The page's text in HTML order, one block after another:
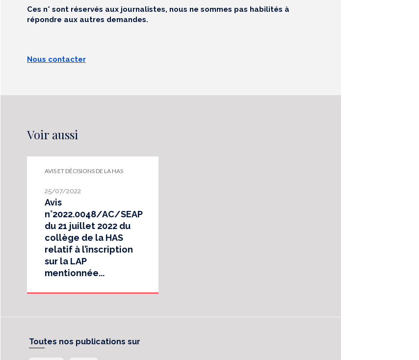
Ces n° sont réservés aux journalistes, nous ne sommes pas habilités à
répondre aux autres demandes.
Nous contacter
Voir aussi
AVIS ET DÉCISIONS DE LA HAS
25/07/2022
Avis
n°2022.0048/AC/SEAP
du 21 juillet 2022 du
collège de la HAS
relatif à l’inscription
sur la LAP
mentionnée...
Toutes nos publications sur